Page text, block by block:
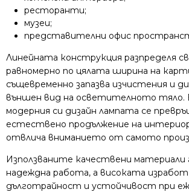
ресторанти;
музеи;
представителни офис
Линейната конструкция разпределя
равномерно по цялата ширина на
същевременно запазва изчистения и
външен вид на осветителното тяло.
модерния си дизайн лампата се
естествено продължение на
отвлича вниманието от самото
Използваните качествени
надеждна работа, а високата
дълготрайност и устойчивост при